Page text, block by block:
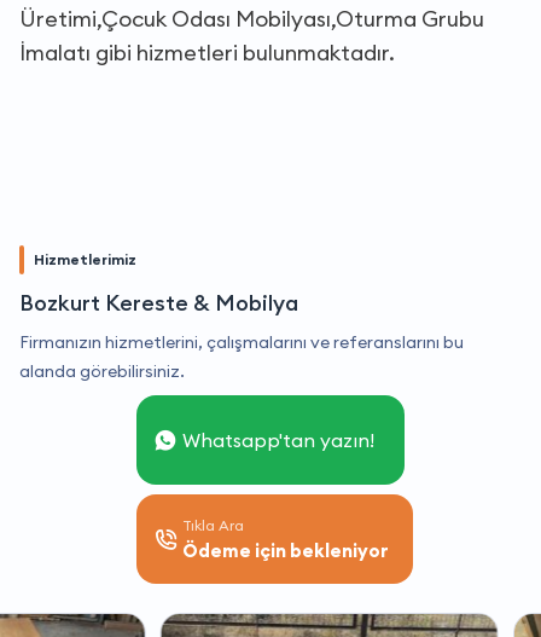
Üretimi,Çocuk Odası Mobilyası,Oturma Grubu
İmalatı gibi hizmetleri bulunmaktadır.
Hizmetlerimiz
Bozkurt Kereste & Mobilya
Firmanızın hizmetlerini, çalışmalarını ve referanslarını bu
alanda görebilirsiniz.
Whatsapp'tan yazın!
Tıkla Ara
Ödeme için bekleniyor